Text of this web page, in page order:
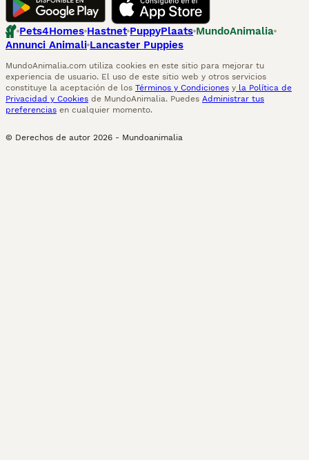
Pets4Homes Hastnet PuppyPlaats MundoAnimalia
Annunci Animali Lancaster Puppies
MundoAnimalia.com utiliza cookies en este sitio para mejorar tu
experiencia de usuario. El uso de este sitio web y otros servicios
constituye la aceptación de los Términos y Condiciones y la Política de
Privacidad y Cookies de MundoAnimalia. Puedes Administrar tus
preferencias en cualquier momento.
© Derechos de autor 2026 - Mundoanimalia